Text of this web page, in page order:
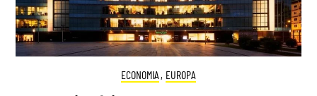
ECONOMIA , EUROPA